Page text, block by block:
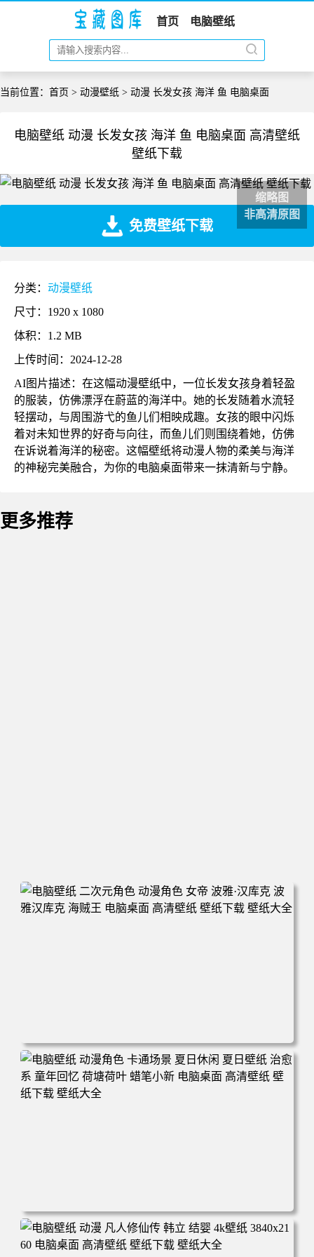
首页 电脑壁纸
当前位置： 首页 > 动漫壁纸 > 动漫 长发女孩 海洋 鱼 电脑桌面
电脑壁纸 动漫 长发女孩 海洋 鱼 电脑桌面 高清壁纸
壁纸下载
缩略图
非高清原图
免费壁纸下载
分类： 动漫壁纸
尺寸：1920 x 1080
体积：1.2 MB
上传时间：2024-12-28
AI图片描述：在这幅动漫壁纸中，一位长发女孩身着轻盈
的服装，仿佛漂浮在蔚蓝的海洋中。她的长发随着水流轻
轻摆动，与周围游弋的鱼儿们相映成趣。女孩的眼中闪烁
着对未知世界的好奇与向往，而鱼儿们则围绕着她，仿佛
在诉说着海洋的秘密。这幅壁纸将动漫人物的柔美与海洋
的神秘完美融合，为你的电脑桌面带来一抹清新与宁静。
更多推荐
电脑壁纸 二次元角色 动漫角色 女帝 波雅·汉库克 波雅汉库
克 海贼王 电脑桌面 高清壁纸 壁纸下载 壁纸大全
电脑壁纸 动漫角色 卡通场景 夏日休闲 夏日壁纸 治愈系 童
年回忆 荷塘荷叶 蜡笔小新 电脑桌面 高清壁纸 壁纸下载 壁